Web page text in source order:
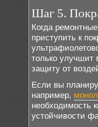
Шаг 5.
Когда
приступить к
только улучшит
защиту от
Если вы
например,
необходимость
устойчивости